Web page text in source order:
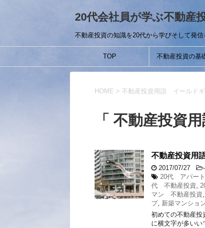
20代会社員が学ぶ不動産
不動産投資の知識を20代から学びそして発
TOP 不動産投資の基
HOME > 不動産投資用語 イールドギ
「 不動産投資
不動産投資用
2017/07/27 -
20代 アパー
代 不動産投資,
マン 不動産投資,
プ, 新築マンショ
初めての不動産投
に横文字が多いい